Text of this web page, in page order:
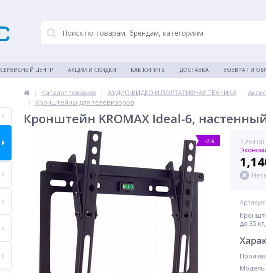
СЕРВИСНЫЙ ЦЕНТР АКЦИИ И СКИДКИ КАК КУПИТЬ ДОСТАВКА ВОЗВРАТ И
| Каталог товаров | АУДИО-ВИДЕО И ПОРТАТИВНАЯ ТЕХНИКА |
|
Кронштейны для телевизоров
Кронштейн KROMAX Ideal-6,
-9%
1
Нет
до 35
Модель